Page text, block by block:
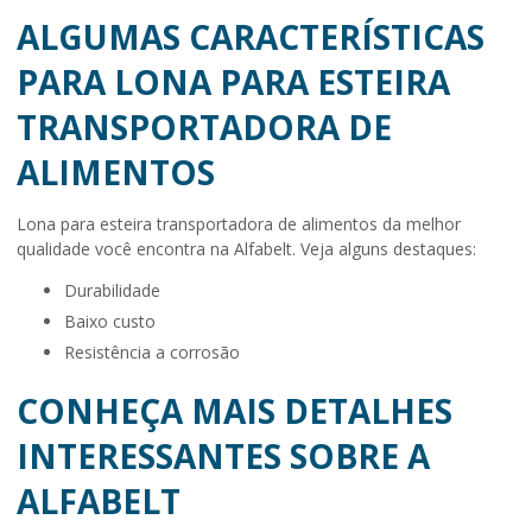
ALGUMAS CARACTERÍSTICAS
PARA LONA PARA ESTEIRA
TRANSPORTADORA DE
ALIMENTOS
Lona para esteira transportadora de alimentos da melhor
qualidade você encontra na Alfabelt. Veja alguns destaques:
durabilidade
baixo custo
resistência a corrosão
CONHEÇA MAIS DETALHES
INTERESSANTES SOBRE A
ALFABELT